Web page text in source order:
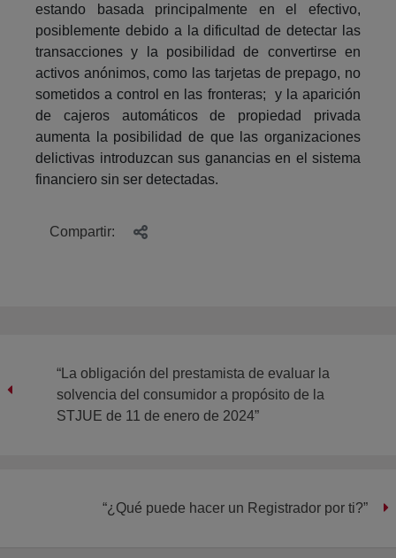
estando basada principalmente en el efectivo,
posiblemente debido a la dificultad de detectar las
transacciones y la posibilidad de convertirse en
activos anónimos, como las tarjetas de prepago, no
sometidos a control en las fronteras; y la aparición
de cajeros automáticos de propiedad privada
aumenta la posibilidad de que las organizaciones
delictivas introduzcan sus ganancias en el sistema
financiero sin ser detectadas.
Compartir:
“La obligación del prestamista de evaluar la
solvencia del consumidor a propósito de la
STJUE de 11 de enero de 2024”
“¿Qué puede hacer un Registrador por ti?”